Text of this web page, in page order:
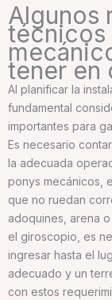
Algunos
técnicos
tener en
Al planificar la
fundamental
importantes para
Es necesario
la adecuada
ponys mecánicos,
que no ruedan
adoquines, arena
el giroscopio, es
ingresar hasta el
adecuado y un
con estos